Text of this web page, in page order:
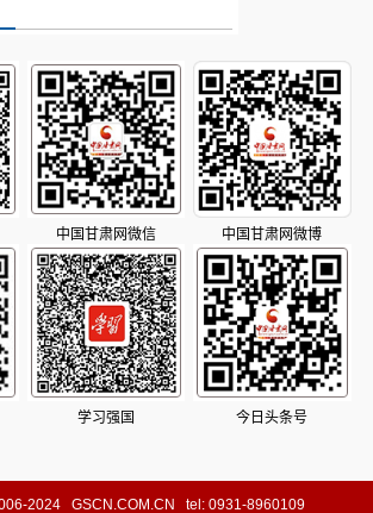
中国甘肃网微信 中国甘肃网微博
学习强国 今日头条号
2024 GSCN.COM.CN tel: 0931-8960109